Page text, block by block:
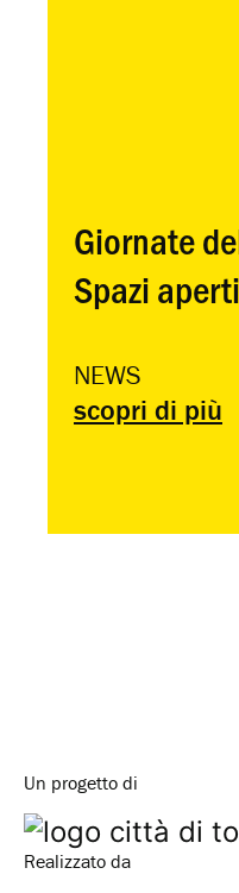
Giornate
Spazi
NEWS
scopri di più
Un progetto di
Realizzato da